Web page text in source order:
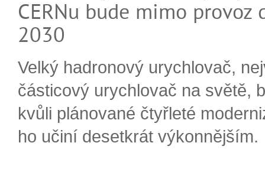
CERNu bude mimo provoz
2030
Velký hadronový urychlovač,
částicový urychlovač na světě,
kvůli plánované čtyřleté
ho učiní desetkrát výkonnějším.